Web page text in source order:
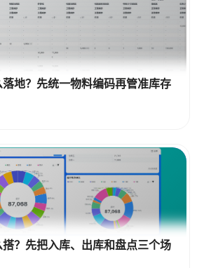
地？先统一物料编码再管准库存
？先把入库、出库和盘点三个场